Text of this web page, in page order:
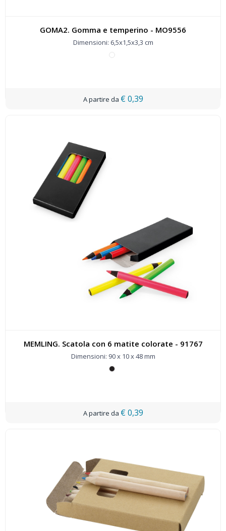
GOMA2. Gomma e temperino - MO9556
Dimensioni: 6,5x1,5x3,3 cm
€ 0,39
MEMLING. Scatola con 6 matite colorate - 91767
Dimensioni: 90 x 10 x 48 mm
€ 0,39